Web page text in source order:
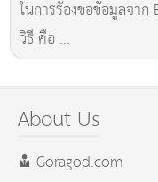
ในการร้องขอข้อมูลจา
วิธี คือ ...
About Us
Goragod.com